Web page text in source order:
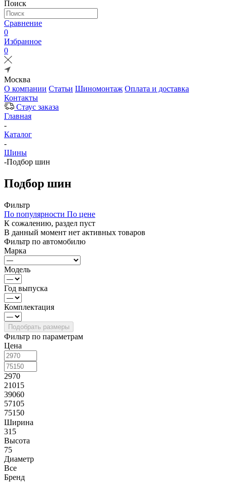
Поиск
Сравнение
0
Избранное
0
Москва
О компании Статьи Шиномонтаж Оплата и доставка
Контакты
Стаус заказа
Главная
-
Каталог
-
Шины
-Подбор шин
Подбор шин
Фильтр
По популярности По цене
К сожалению, раздел пуст
В данный момент нет активных товаров
Фильтр по автомобилю
Марка
Модель
Год выпуска
Комплектация
Фильтр по параметрам
Цена
2970
21015
39060
57105
75150
Ширина
315
Высота
75
Диаметр
Все
Бренд